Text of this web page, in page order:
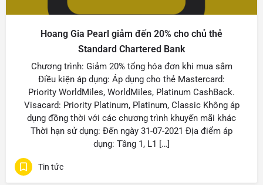
Hoang Gia Pearl giảm đến 20% cho chủ thẻ
Standard Chartered Bank
Chương trình: Giảm 20% tổng hóa đơn khi mua sắm
Điều kiện áp dụng: Áp dụng cho thẻ Mastercard:
Priority WorldMiles, WorldMiles, Platinum CashBack.
Visacard: Priority Platinum, Platinum, Classic Không áp
dụng đồng thời với các chương trình khuyến mãi khác
Thời hạn sử dụng: Đến ngày 31-07-2021 Địa điểm áp
dụng: Tầng 1, L1 […]
Tin tức